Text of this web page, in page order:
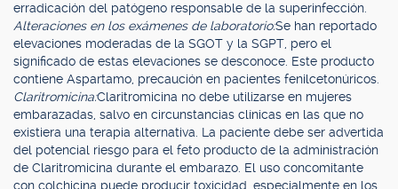
erradicación del patógeno responsable de la superinfección.
Alteraciones en los exámenes de laboratorio:Se han reportado
elevaciones moderadas de la SGOT y la SGPT, pero el
significado de estas elevaciones se desconoce. Este producto
contiene Aspartamo, precaución en pacientes fenilcetonúricos.
Claritromicina:Claritromicina no debe utilizarse en mujeres
embarazadas, salvo en circunstancias clínicas en las que no
existiera una terapia alternativa. La paciente debe ser advertida
del potencial riesgo para el feto producto de la administración
de Claritromicina durante el embarazo. El uso concomitante
con colchicina puede producir toxicidad, especialmente en los